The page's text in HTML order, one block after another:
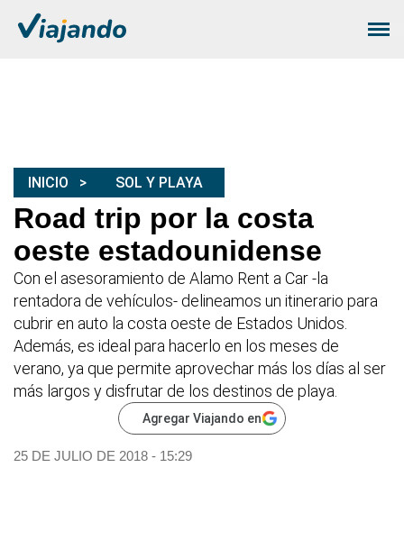
INICIO SOL Y PLAYA
Road trip por la costa
oeste estadounidense
Con el asesoramiento de Alamo Rent a Car -la
rentadora de vehículos- delineamos un itinerario para
cubrir en auto la costa oeste de Estados Unidos.
Además, es ideal para hacerlo en los meses de
verano, ya que permite aprovechar más los días al ser
más largos y disfrutar de los destinos de playa.
Agregar Viajando en
25 DE JULIO DE 2018 - 15:29